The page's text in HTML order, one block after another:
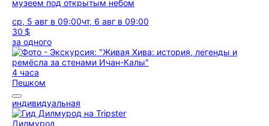
музеем под открытым небом
ср, 5 авг в 09:00чт, 6 авг в 09:00
30 $
за одного
4 часа
Пешком
индивидуальная
Дилмурод